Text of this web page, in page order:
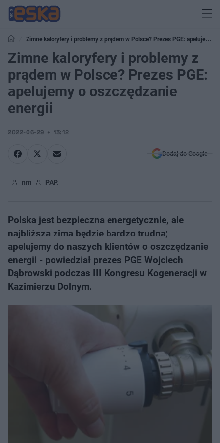
Zimne kaloryfery i problemy z prądem w Polsce? Prezes PGE: apelujemy o
oszczędzanie energii
Zimne kaloryfery i problemy z
prądem w Polsce? Prezes PGE:
apelujemy o oszczędzanie
energii
2022-06-29 13:12
Dodaj do Google
nm PAP.
Polska jest bezpieczna energetycznie, ale
najbliższa zima będzie bardzo trudna;
apelujemy do naszych klientów o oszczędzanie
energii - powiedział prezes PGE Wojciech
Dąbrowski podczas III Kongresu Kogeneracji w
Kazimierzu Dolnym.